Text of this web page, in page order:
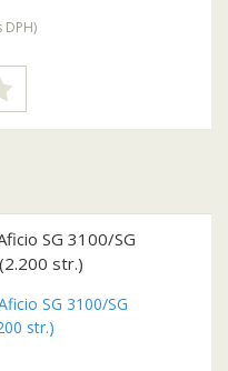
DPH)
SG 3100/SG
str.)